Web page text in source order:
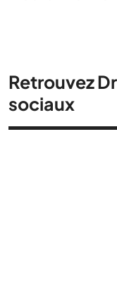
Retrouvez
sociaux